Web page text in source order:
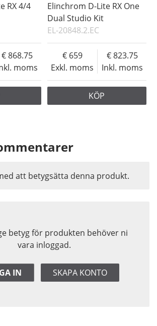
RX 4/4
moms
868.75
Elinchrom D-Lite RX One
Dual Studio Kit
EL-20848.2.EC
Exkl. moms
659
Inkl. moms
823.75
KÖP
betyg för produkten behöver ni
vara inloggad.
IN SKAPA KONTO
att betygsätta denna produkt.